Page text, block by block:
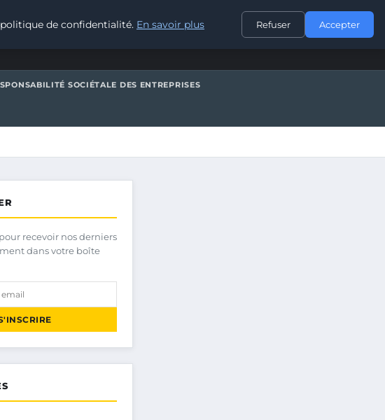
CONTACT
SOCIÉTALE DES ENTREPRISES
recevoir nos derniers
dans votre boîte
de confidentialité. En savoir plus Refuser Accepter